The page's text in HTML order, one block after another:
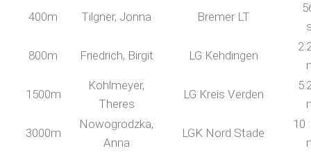
400m Tilgner, Jonna Bremer LT
800m Friedrich, Birgit LG Kehdingen
1500m
Kohlmeyer,
Theres
LG Kreis Verden
3000m
Nowogrodzka,
Anna
LGK Nord Stade
10